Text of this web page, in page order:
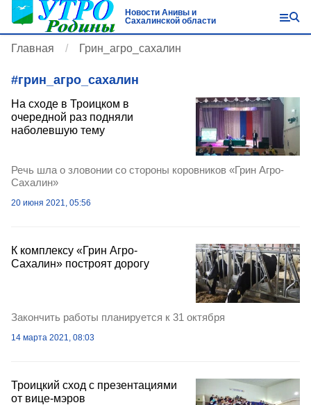
Новости Анивы и
Сахалинской области
Главная Грин_агро_сахалин
#грин_агро_сахалин
На сходе в Троицком в
очередной раз подняли
наболевшую тему
Речь шла о зловонии со стороны коровников «Грин Агро-
Сахалин»
20 июня 2021, 05:56
К комплексу «Грин Агро-
Сахалин» построят дорогу
Закончить работы планируется к 31 октября
14 марта 2021, 08:03
Троицкий сход с презентациями
от вице-мэров